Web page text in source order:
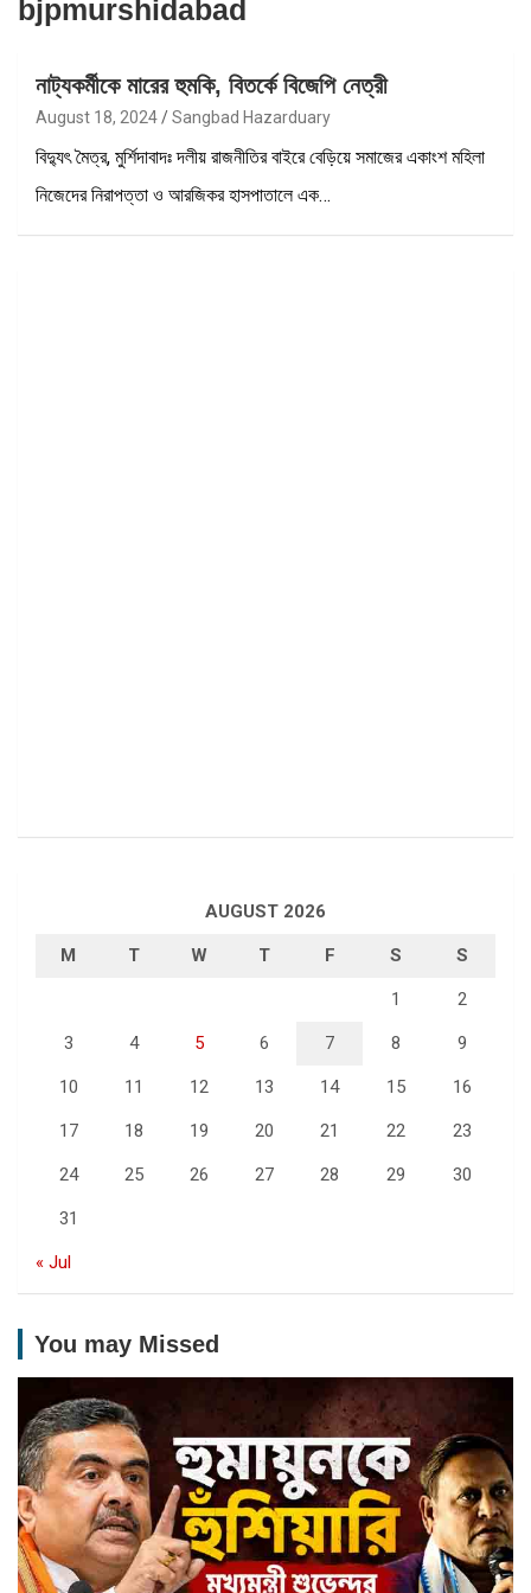
bjpmurshidabad
নাট্যকর্মীকে মারের হুমকি, বিতর্কে বিজেপি নেত্রী
August 18, 2024 Sangbad Hazarduary
বিদ্যুৎ মৈত্র, মুর্শিদাবাদঃ দলীয় রাজনীতির বাইরে বেড়িয়ে সমাজের একাংশ মহিলা
নিজেদের নিরাপত্তা ও আরজিকর হাসপাতালে এক…
AUGUST 2026
M T W T F S S
1 2
3 4 5 6 7 8 9
10 11 12 13 14 15 16
17 18 19 20 21 22 23
24 25 26 27 28 29 30
31
« Jul
You may Missed